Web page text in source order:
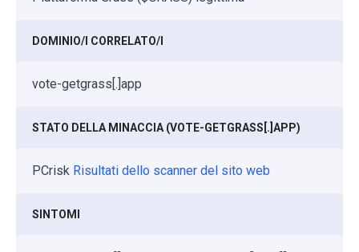
DOMINIO/I CORRELATO/I
vote-getgrass[.]app
STATO DELLA MINACCIA (VOTE-GETGRASS[.]APP)
PCrisk Risultati dello scanner del sito web
SINTOMI